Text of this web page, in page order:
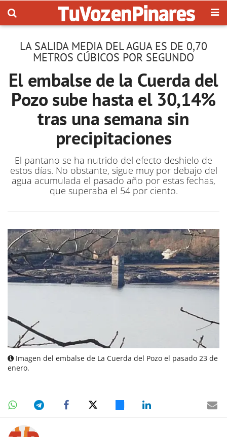
LA SALIDA MEDIA DEL AGUA ES DE 0,70
METROS CÚBICOS POR SEGUNDO
El embalse de la Cuerda del
Pozo sube hasta el 30,14%
tras una semana sin
precipitaciones
El pantano se ha nutrido del efecto deshielo de
estos días. No obstante, sigue muy por debajo del
agua acumulada el pasado año por estas fechas,
que superaba el 54 por ciento.
Imagen del embalse de La Cuerda del Pozo el pasado 23 de
enero.